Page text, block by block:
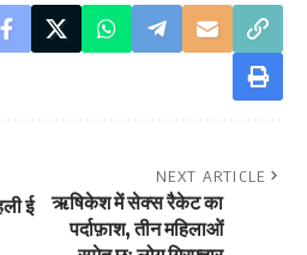
ई
NEXT ARTICLE
ऋषिकेश में सेक्स रैकेट का
पर्दाफ़ाश, तीन महिलाओं